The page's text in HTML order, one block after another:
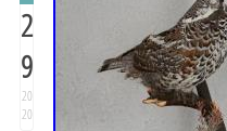
2
9
20
20